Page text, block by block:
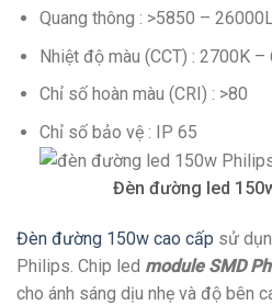
Quang thông : >5850 –
Nhiệt độ màu (CCT) : 2700K –
Chỉ số hoàn màu (CRI) : >80
Chỉ số bảo vệ : IP 65
Đèn đường led
Đèn đường 150w cao cấp sử
Philips. Chip led module SMD
cho ánh sáng dịu nhẹ và độ bên